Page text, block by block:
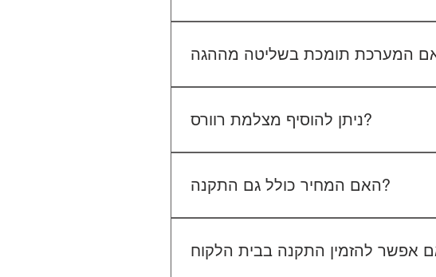
אלינו לפני ההתקנה.
ניתן להוסיף מצלמת רוורס?
האם המחיר כולל גם התקנה?